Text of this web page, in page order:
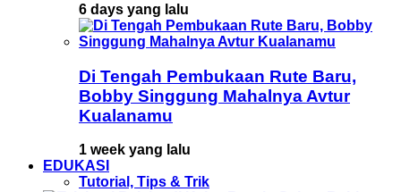
6 days yang lalu
Di Tengah Pembukaan Rute Baru,
Bobby Singgung Mahalnya Avtur
Kualanamu
1 week yang lalu
EDUKASI
Tutorial, Tips & Trik